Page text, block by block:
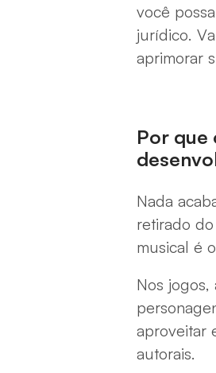
você
jurídico.
aprimorar
Por que
Nada
retirado
musical é
Nos
aproveitar
autorais.